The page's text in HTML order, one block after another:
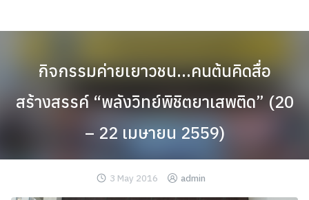
to
กิจกรรมค่ายเยาวชน…คนต้นคิดสื่อ
สร้างสรรค์ “พลังวิทย์พิชิตยาเสพติด” (20
– 22 เมษายน 2559)
3 May 2016 admin